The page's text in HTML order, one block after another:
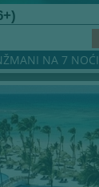
NA 7 NOĆI